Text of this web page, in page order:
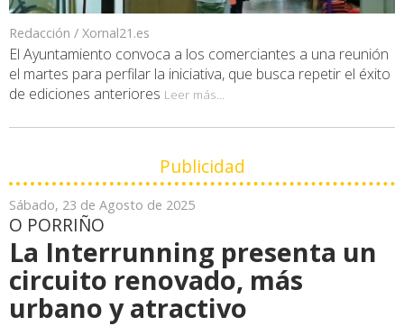
Redacción / Xornal21.es
El Ayuntamiento convoca a los comerciantes a una reunión
el martes para perfilar la iniciativa, que busca repetir el éxito
de ediciones anteriores Leer más...
Publicidad
Sábado, 23 de Agosto de 2025
O PORRIÑO
La Interrunning presenta un
circuito renovado, más
urbano y atractivo